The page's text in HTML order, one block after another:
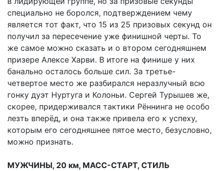
специально не боролся, подтверждением чему
является тот факт, что 15 из 25 призовых секунд он
получил за пересечение уже финишной черты. То
же самое можно сказать и о втором сегодняшнем
призере Алексе Харви. В итоге на финише у них
банально осталось больше сил. За третье-
четвертое место же разбирался неразлучный всю
гонку дуэт Нуртуга и Колоньи. Сергей Турышев же,
скорее, придерживался тактики Рённинга не особо
лезть вперёд, и она также привела его к успеху,
которым его сегодняшнее пятое место, безусловно,
можно признать.
МУЖЧИНЫ, 20 км, МАСС-СТАРТ, СТИЛЬ